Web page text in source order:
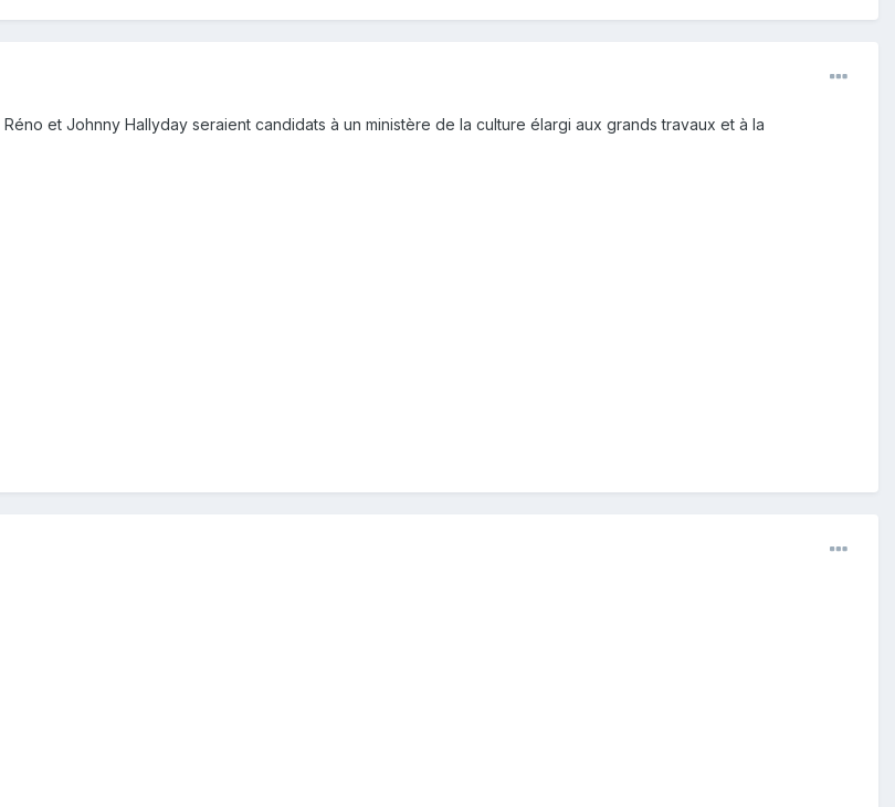
et Johnny Hallyday seraient candidats à un ministère de la culture élargi aux grands travaux et à la